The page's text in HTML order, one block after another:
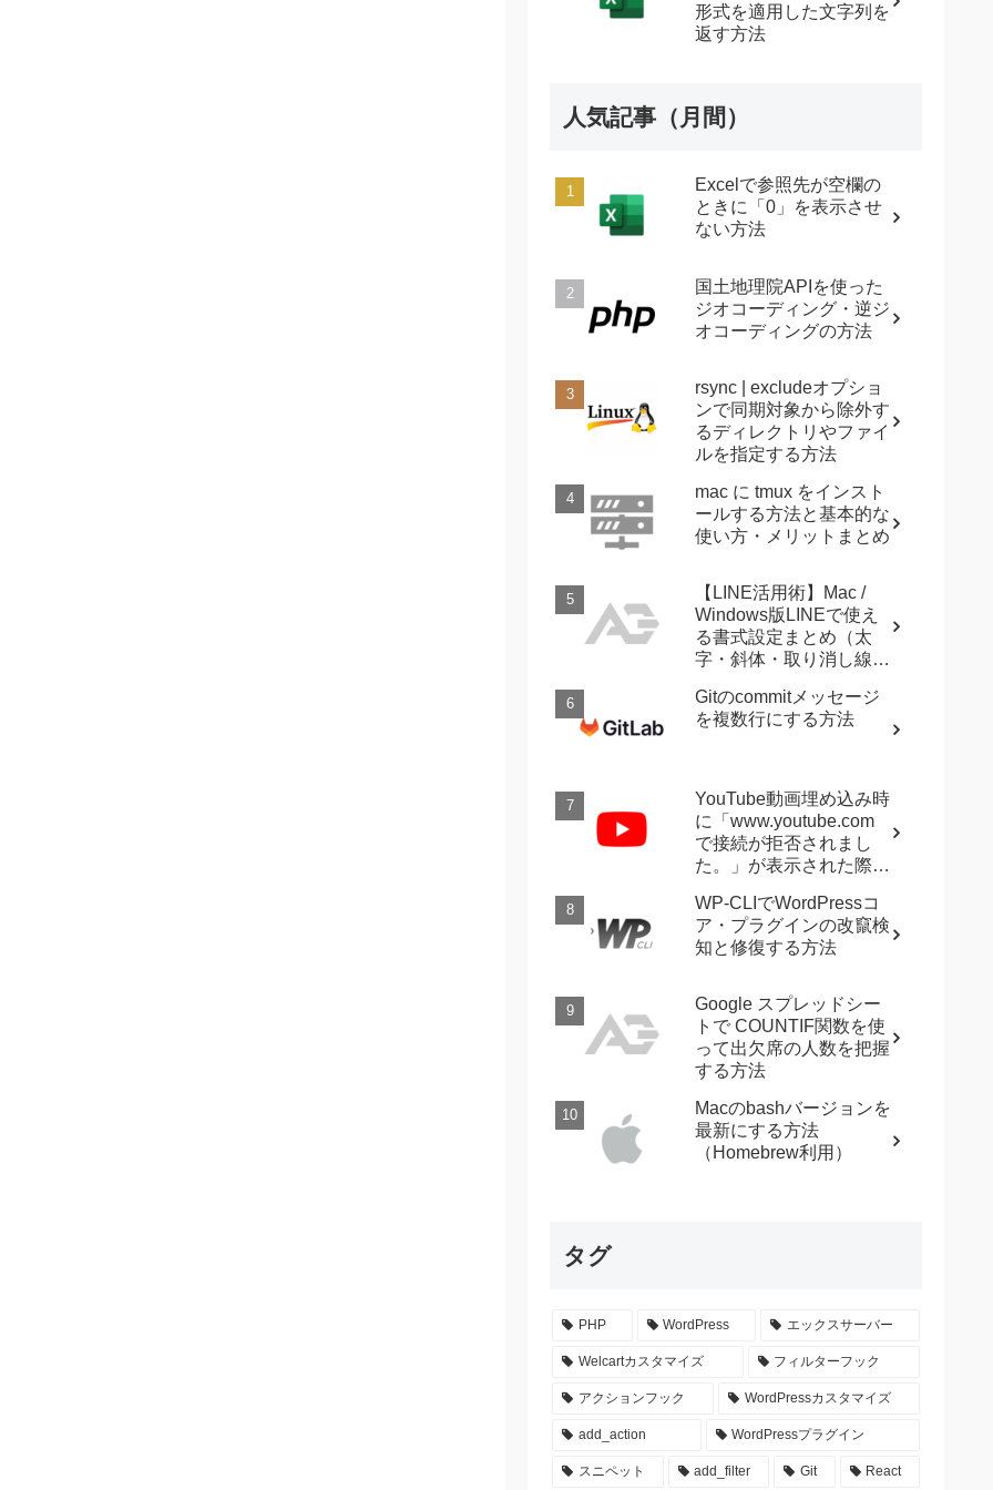
形式を適用した文字列を
返す方法
人気記事（月間）
Excelで参照先が空欄の
ときに「0」を表示させ
ない方法
国土地理院APIを使った
ジオコーディング・逆ジ
オコーディングの方法
rsync | excludeオプショ
ンで同期対象から除外す
るディレクトリやファイ
ルを指定する方法
mac に tmux をインスト
ールする方法と基本的な
使い方・メリットまとめ
【LINE活用術】Mac /
Windows版LINEで使え
る書式設定まとめ（太
字・斜体・取り消し線・
Gitのcommitメッセージ
を複数行にする方法
YouTube動画埋め込み時
に「www.youtube.com
で接続が拒否されまし
た。」が表示された際に
WP-CLIでWordPressコ
ア・プラグインの改竄検
知と修復する方法
Google スプレッドシー
トで COUNTIF関数を使
って出欠席の人数を把握
する方法
Macのbashバージョンを
最新にする方法
（Homebrew利用）
タグ
PHP WordPress エックスサーバー
Welcartカスタマイズ フィルターフック
アクションフック WordPressカスタマイズ
add_action WordPressプラグイン
スニペット add_filter Git React